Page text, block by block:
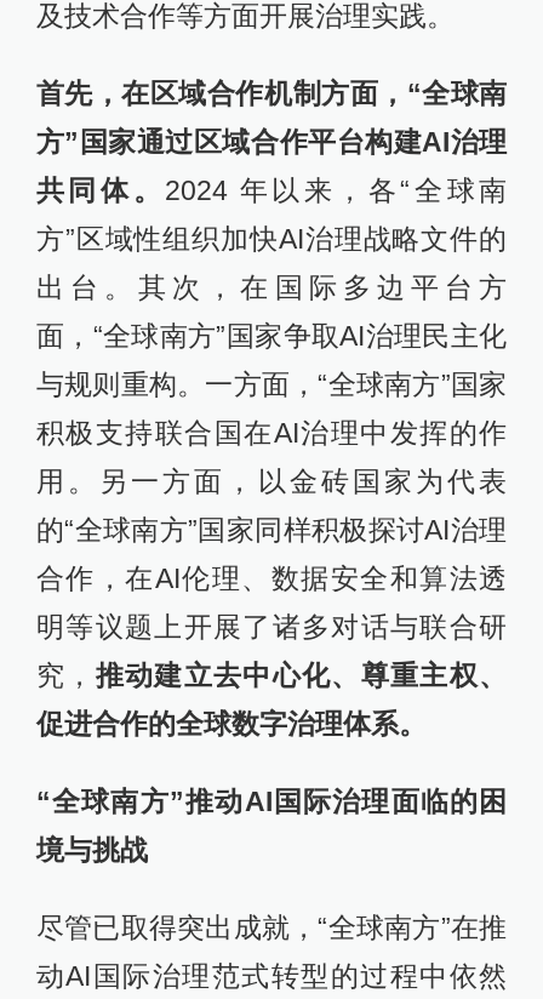
及技术合作等方面开展治理实践。
首先，在区域合作机制方面，“全球南
方”国家通过区域合作平台构建AI治理
共同体。 2024 年以来，各“全球南
方”区域性组织加快AI治理战略文件的
出台。其次，在国际多边平台方
面，“全球南方”国家争取AI治理民主化
与规则重构。一方面，“全球南方”国家
积极支持联合国在AI治理中发挥的作
用。另一方面，以金砖国家为代表
的“全球南方”国家同样积极探讨AI治理
合作，在AI伦理、数据安全和算法透
明等议题上开展了诸多对话与联合研
究， 推动建立去中心化、尊重主权、
促进合作的全球数字治理体系。
“全球南方”推动AI国际治理面临的困
境与挑战
尽管已取得突出成就，“全球南方”在推
动AI国际治理范式转型的过程中依然